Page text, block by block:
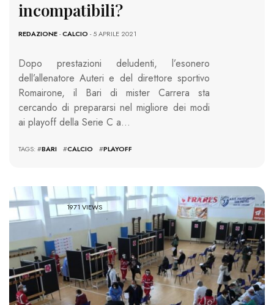
incompatibili?
REDAZIONE-CALCIO - 5 APRILE 2021
Dopo prestazioni deludenti, l’esonero
dell’allenatore Auteri e del direttore sportivo
Romairone, il Bari di mister Carrera sta
cercando di prepararsi nel migliore dei modi
ai playoff della Serie C a…
TAGS: #BARI #CALCIO #PLAYOFF
1971 VIEWS